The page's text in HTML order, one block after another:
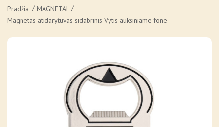
Pradžia
MAGNETAI
Magnetas atidarytuvas sidabrinis Vytis auksiniame fone